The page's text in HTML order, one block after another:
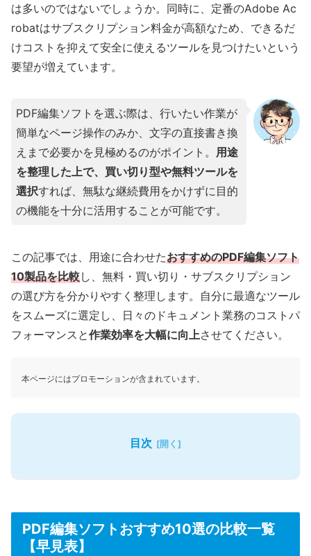
は多いのではないでしょうか。同時に、定番のAdobe Ac
robatはサブスクリプション料金が高額なため、できるだ
けコストを抑えて安全に使えるツールを見つけたいという
要望が増えています。
PDF編集ソフトを選ぶ際は、行いたい作業が
簡単なページ操作のみか、文字の直接書き換
えまで必要かを見極めるのがポイント。 用途
を整理した上で、買い切り型や無料ツールを
選択すれば、無駄な継続費用をかけずに目的
の機能を十分に活用することが可能です。
この記事では、用途に合わせたおすすめのPDF編集ソフト
10製品を比較し、無料・買い切り・サブスクリプション
の選び方を分かりやすく整理します。自分に最適なツール
をスムーズに選定し、日々のドキュメント業務のコストパ
フォーマンスと作業効率を大幅に向上させてください。
本ページにはプロモーションが含まれています。
目次
PDF編集ソフトおすすめ10選の比較一覧
【早見表】